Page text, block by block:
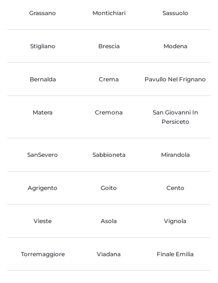
Grassano Montichiari Sassuolo
Stigliano Brescia Modena
Bernalda Crema Pavullo Nel Frignano
Matera Cremona
San Giovanni In
Persiceto
SanSevero Sabbioneta Mirandola
Agrigento Goito Cento
Vieste Asola Vignola
Torremaggiore Viadana Finale Emilia